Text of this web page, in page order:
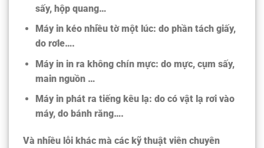
sấy, hộp quang…
Máy in kéo nhiều tờ một lúc: do phần tách giấy,
do rơle….
Máy in in ra không chín mực: do mực, cụm sấy,
main nguồn …
Máy in phát ra tiếng kêu lạ: do có vật lạ rơi vào
máy, do bánh răng….
Và nhiều lỗi khác mà các kỹ thuật viên chuyên